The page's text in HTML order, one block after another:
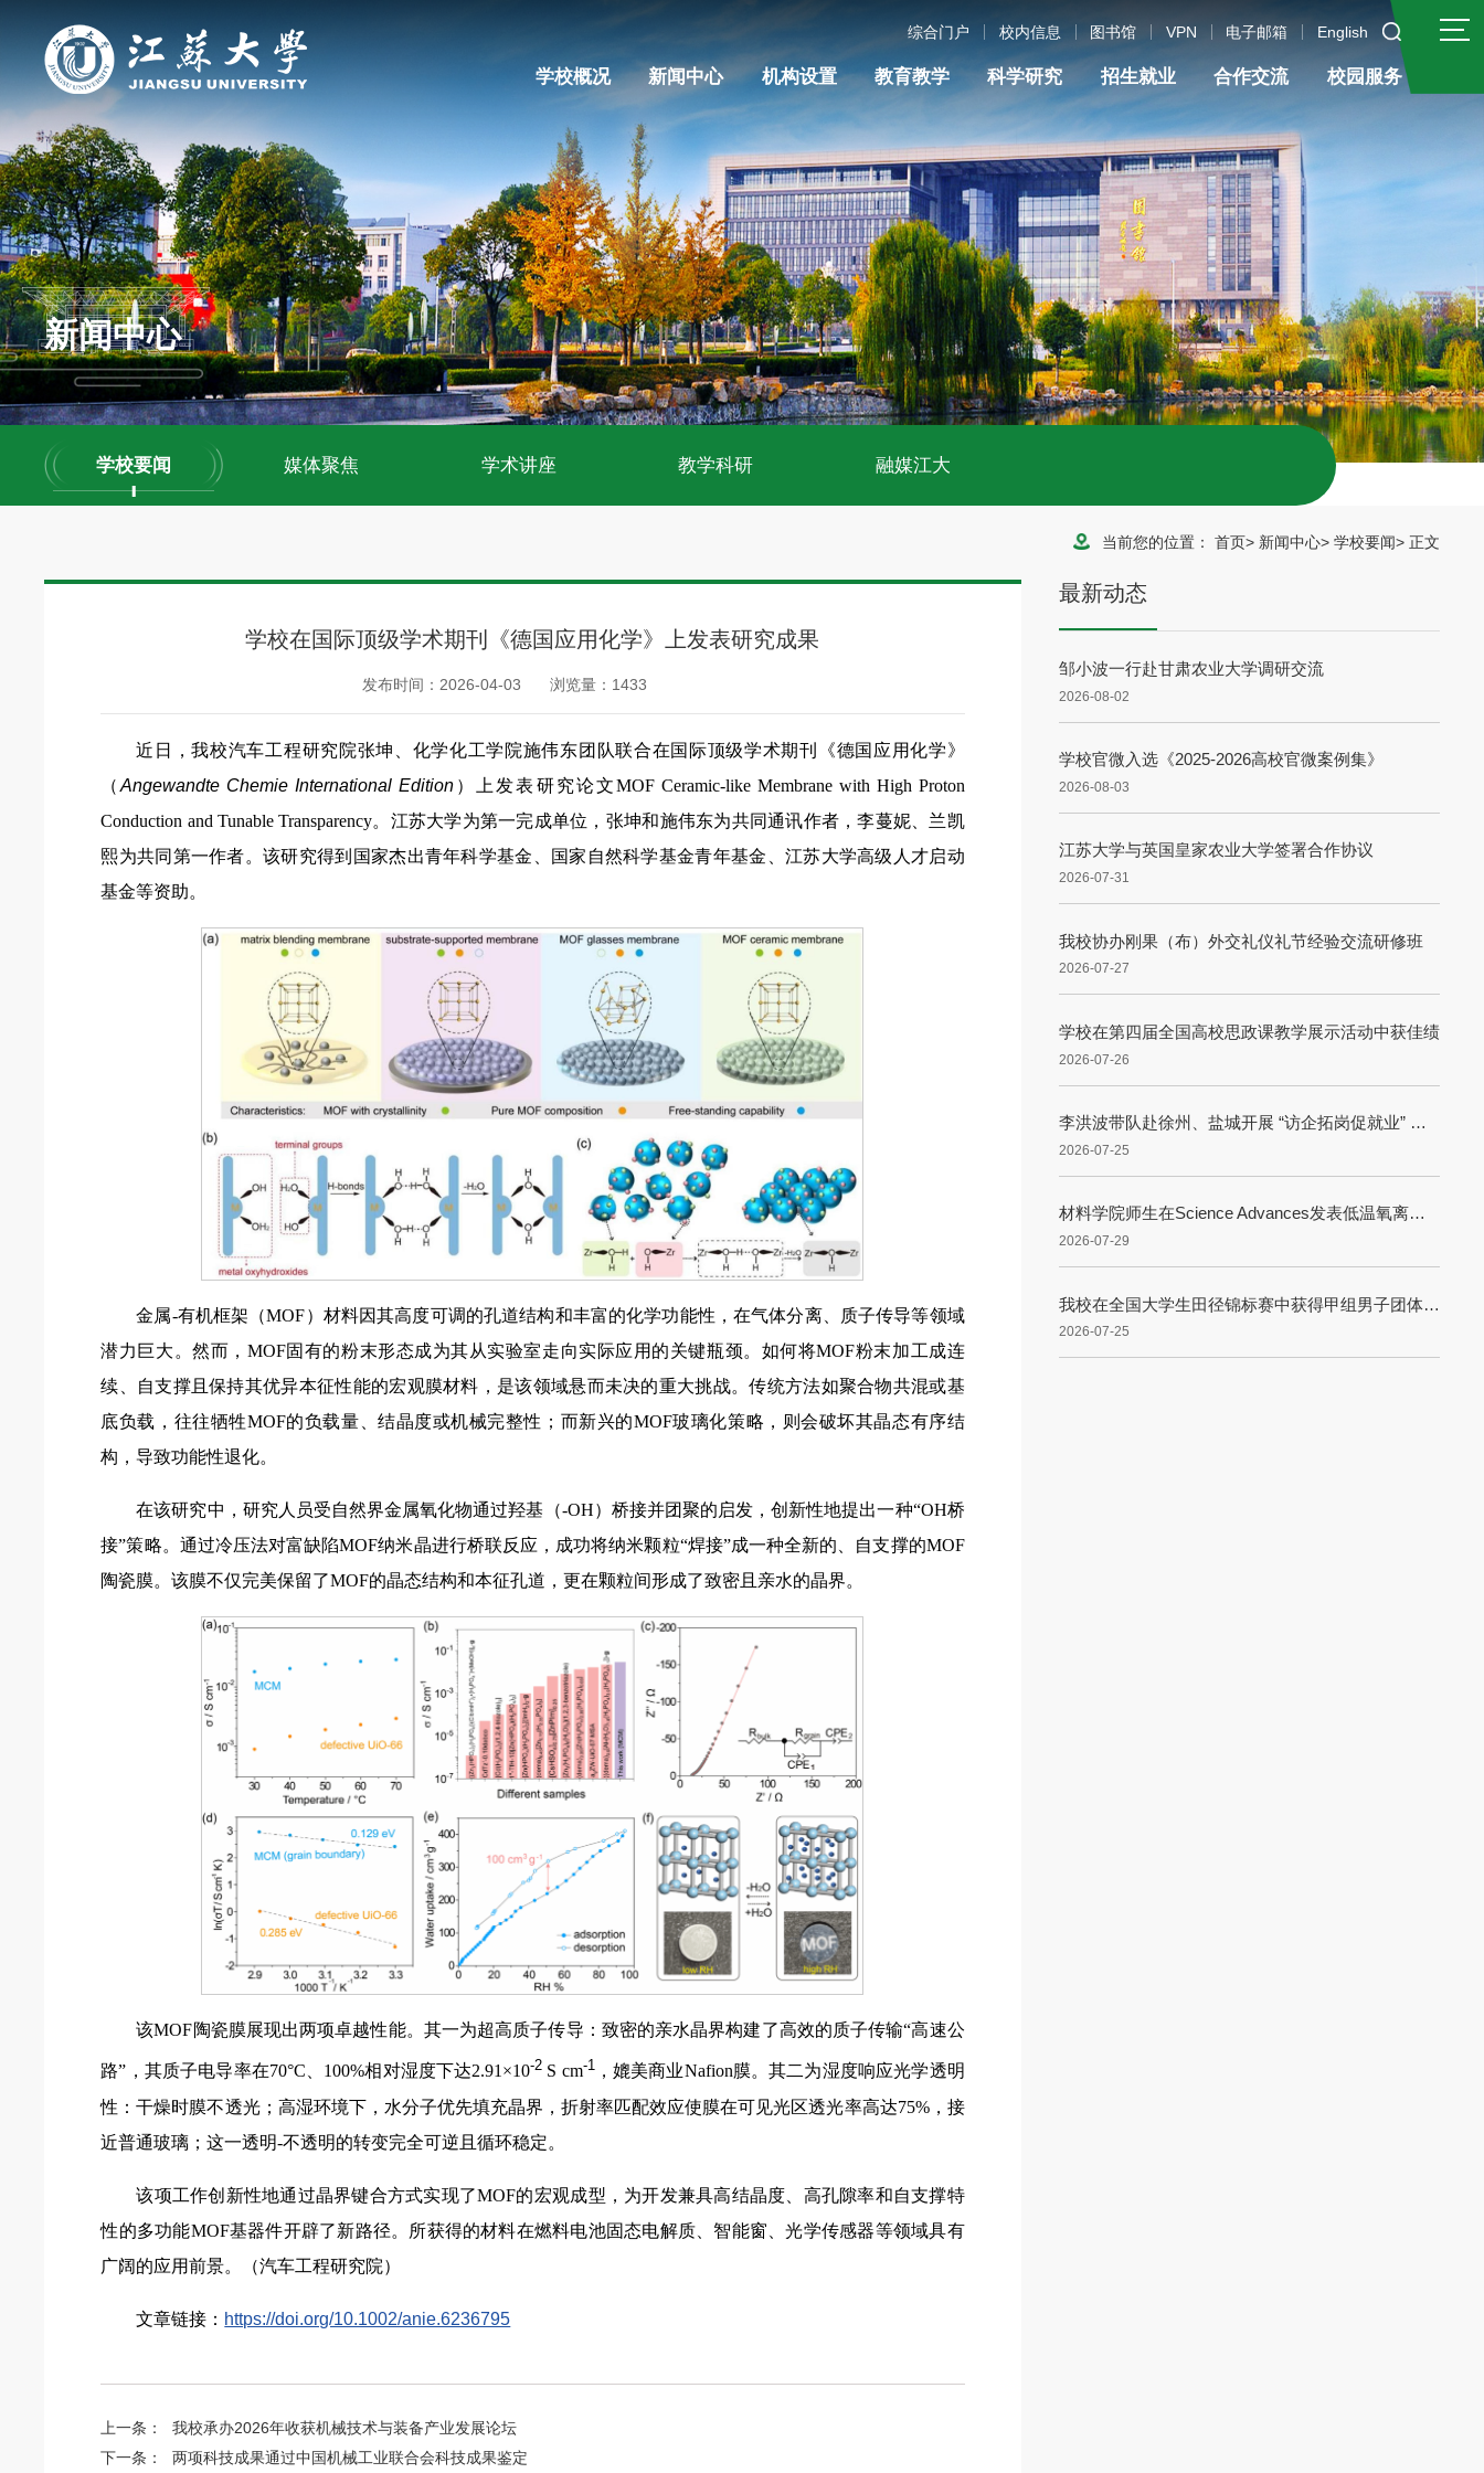
综合门户 校内信息 图书馆 VPN 电子邮箱 English
学校概况 新闻中心 机构设置 教育教学 科学研究 招生就业 合作交流 校园服务
新闻中心
学校要闻 媒体聚焦 学术讲座 教学科研 融媒江大
当前您的位置： 首页> 新闻中心> 学校要闻> 正文
学校在国际顶级学术期刊《德国应用化学》上发表研究成果
发布时间：2026-04-03 浏览量： 1433
近日，我校汽车工程研究院张坤、化学化工学院施伟东团队联合在国际顶级学术期刊《德国应用化学》
（Angewandte Chemie International Edition ）上发表研究论文MOF Ceramic-like Membrane with High Proton
Conduction and Tunable Transparency。江苏大学为第一完成单位，张坤和施伟东为共同通讯作者，李蔓妮、兰凯
熙为共同第一作者。该研究得到国家杰出青年科学基金、国家自然科学基金青年基金、江苏大学高级人才启动
基金等资助。
金属-有机框架（MOF）材料因其高度可调的孔道结构和丰富的化学功能性，在气体分离、质子传导等领域
潜力巨大。然而，MOF固有的粉末形态成为其从实验室走向实际应用的关键瓶颈。如何将MOF粉末加工成连
续、自支撑且保持其优异本征性能的宏观膜材料，是该领域悬而未决的重大挑战。传统方法如聚合物共混或基
底负载，往往牺牲MOF的负载量、结晶度或机械完整性；而新兴的MOF玻璃化策略，则会破坏其晶态有序结
构，导致功能性退化。
在该研究中，研究人员受自然界金属氧化物通过羟基（-OH）桥接并团聚的启发，创新性地提出一种“OH桥
接”策略。通过冷压法对富缺陷MOF纳米晶进行桥联反应，成功将纳米颗粒“焊接”成一种全新的、自支撑的MOF
陶瓷膜。该膜不仅完美保留了MOF的晶态结构和本征孔道，更在颗粒间形成了致密且亲水的晶界。
该MOF陶瓷膜展现出两项卓越性能。其一为超高质子传导：致密的亲水晶界构建了高效的质子传输“高速公
路”，其质子电导率在70°C、100%相对湿度下达2.91×10-2 S cm-1，媲美商业Nafion膜。其二为湿度响应光学透明
性：干燥时膜不透光；高湿环境下，水分子优先填充晶界，折射率匹配效应使膜在可见光区透光率高达75%，接
近普通玻璃；这一透明-不透明的转变完全可逆且循环稳定。
该项工作创新性地通过晶界键合方式实现了MOF的宏观成型，为开发兼具高结晶度、高孔隙率和自支撑特
性的多功能MOF基器件开辟了新路径。所获得的材料在燃料电池固态电解质、智能窗、光学传感器等领域具有
广阔的应用前景。（汽车工程研究院）
文章链接： https://doi.org/10.1002/anie.6236795
上一条：
我校承办2026年收获机械技术与装备产业发展论坛
下一条：
两项科技成果通过中国机械工业联合会科技成果鉴定
最新动态
邹小波一行赴甘肃农业大学调研交流
2026-08-02
学校官微入选《2025-2026高校官微案例集》
2026-08-03
江苏大学与英国皇家农业大学签署合作协议
2026-07-31
我校协办刚果（布）外交礼仪礼节经验交流研修班
2026-07-27
学校在第四届全国高校思政课教学展示活动中获佳绩
2026-07-26
李洪波带队赴徐州、盐城开展 “访企拓岗促就业” 专项行动
2026-07-25
材料学院师生在Science Advances发表低温氧离子导体研究成果
2026-07-29
我校在全国大学生田径锦标赛中获得甲组男子团体总分第一名
2026-07-25